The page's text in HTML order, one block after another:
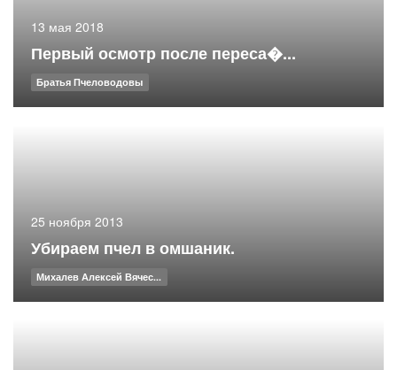
13 мая 2018
Первый осмотр после переса�...
Братья Пчеловодовы
25 ноября 2013
Убираем пчел в омшаник.
Михалев Алексей Вячес...